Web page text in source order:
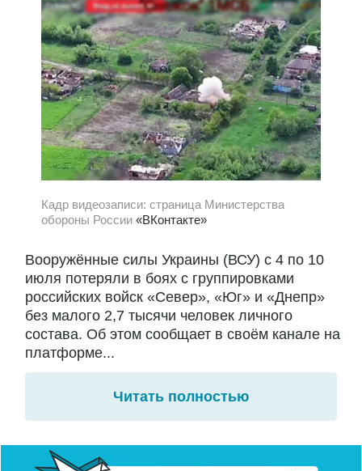
Кадр видеозаписи: страница Министерства
обороны России «ВКонтакте»
Вооружённые силы Украины (ВСУ) с 4 по 10
июля потеряли в боях с группировками
российских войск «Север», «Юг» и «Днепр»
без малого 2,7 тысячи человек личного
состава. Об этом сообщает в своём канале на
платформе...
Читать полностью